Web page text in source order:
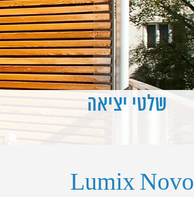
עדן -Lumix Novo
שלטי יציאה